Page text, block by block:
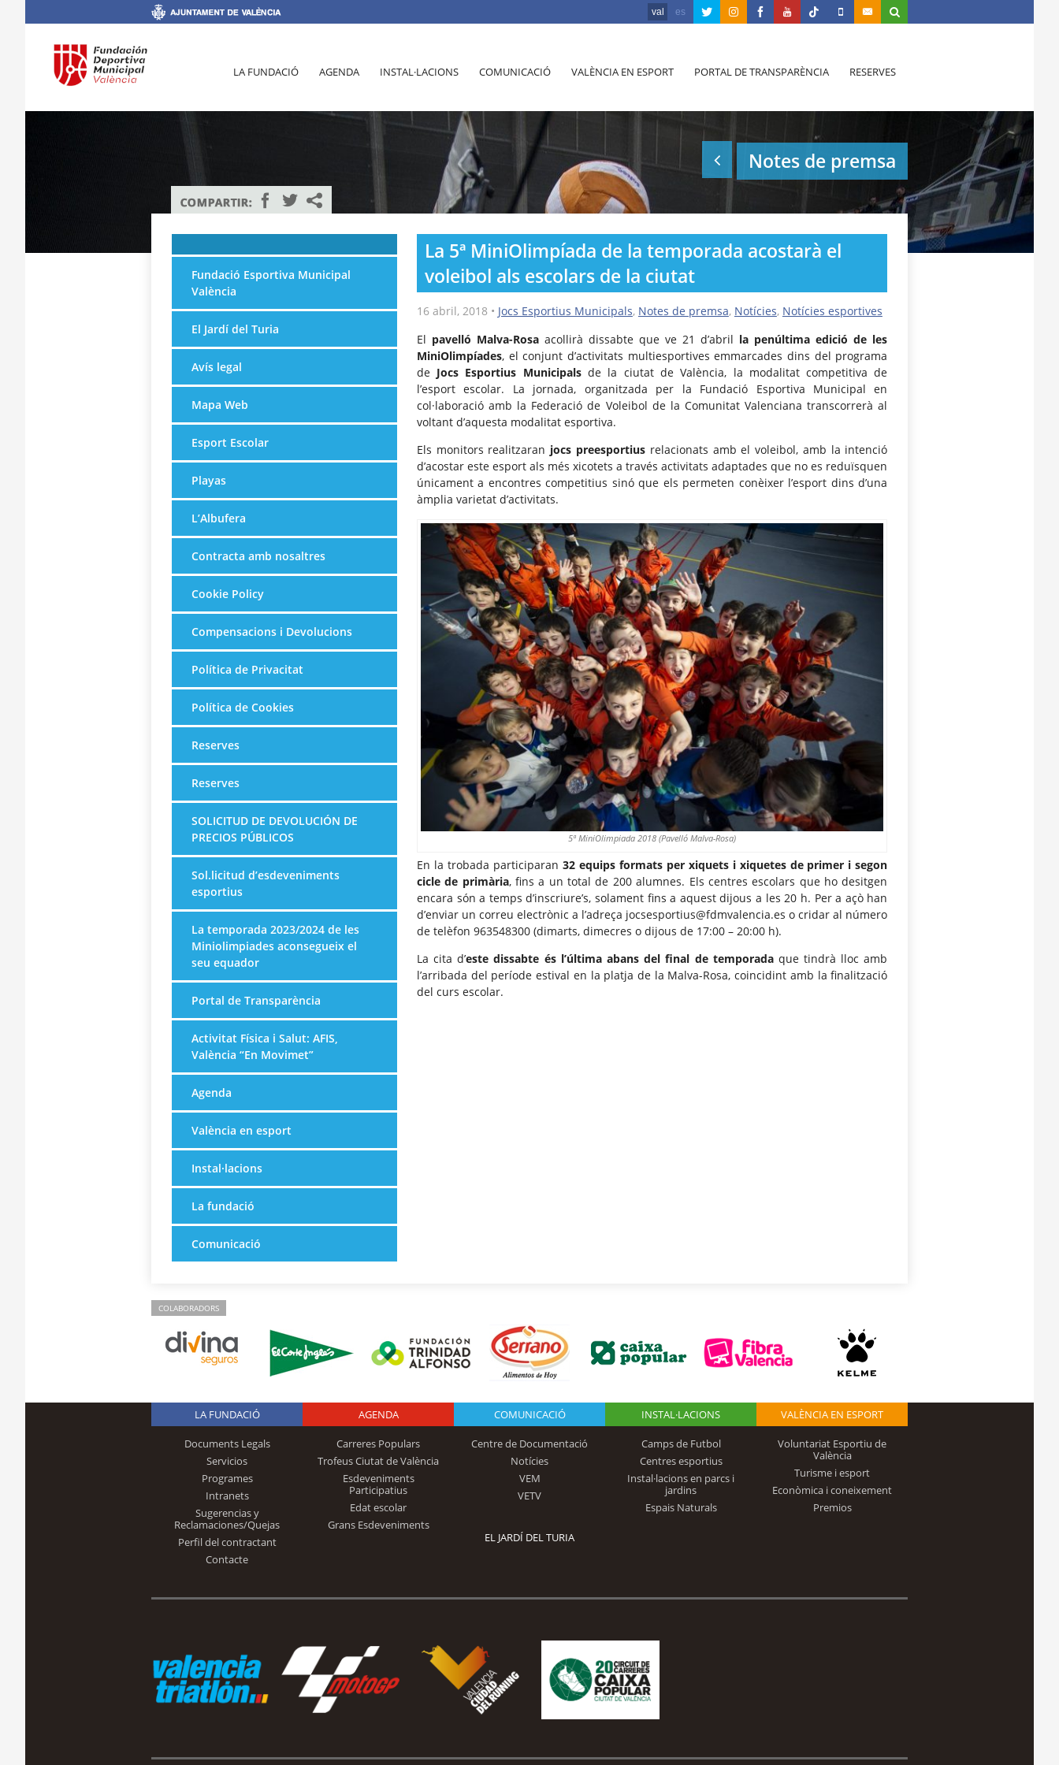
val es
LA FUNDACIÓ AGENDA INSTAL·LACIONS COMUNICACIÓ VALÈNCIA EN ESPORT PORTAL DE TRANSPARÈNCIA RESERVES
Notes de premsa
La 5ª MiniOlimpíada de la temporada acostarà el
voleibol als escolars de la ciutat
16 abril, 2018 • Jocs Esportius Municipals, Notes de premsa, Notícies, Notícies esportives
El pavelló Malva-Rosa acollirà dissabte que ve 21 d’abril la penúltima edició de les
MiniOlimpíades, el conjunt d’activitats multiesportives emmarcades dins del programa
de Jocs Esportius Municipalsde la ciutat de València, la modalitat competitiva de
l’esport escolar. La jornada, organitzada per la Fundació Esportiva Municipal en
col·laboració amb la Federació de Voleibol de la Comunitat Valenciana transcorrerà al
voltant d’aquesta modalitat esportiva.
Els monitors realitzaran jocs preesportius relacionats amb el voleibol, amb la intenció
d’acostar este esport als més xicotets a través activitats adaptades que no es reduïsquen
únicament a encontres competitius sinó que els permeten conèixer l’esport dins d’una
àmplia varietat d’activitats.
5ª MiniOlimpiada 2018 (Pavelló Malva-Rosa)
En la trobada participaran 32 equips formats per xiquets i xiquetes de primer i segon
cicle de primària, fins a un total de 200 alumnes. Els centres escolars que ho desitgen
encara són a temps d’inscriure’s, solament fins a aquest dijous a les 20 h. Per a açò han
d’enviar un correu electrònic a l’adreça jocsesportius@fdmvalencia.es o cridar al número
de telèfon 963548300 (dimarts, dimecres o dijous de 17:00 – 20:00 h).
La cita d’este dissabte és l’última abans del final de temporadaque tindrà lloc amb
l’arribada del període estival en la platja de la Malva-Rosa, coincidint amb la finalització
del curs escolar.
Fundació Esportiva Municipal
València
El Jardí del Turia
Avís legal
Mapa Web
Esport Escolar
Playas
L’Albufera
Contracta amb nosaltres
Cookie Policy
Compensacions i Devolucions
Política de Privacitat
Política de Cookies
Reserves
Reserves
SOLICITUD DE DEVOLUCIÓN DE
PRECIOS PÚBLICOS
Sol.licitud d’esdeveniments
esportius
La temporada 2023/2024 de les
Miniolimpiades aconsegueix el
seu equador
Portal de Transparència
Activitat Física i Salut: AFIS,
València “En Movimet”
Agenda
València en esport
Instal·lacions
La fundació
Comunicació
COLABORADORS
Logo Fundación
Trinidad Alfonso
LA FUNDACIÓ
Documents Legals
Servicios
Programes
Intranets
Sugerencias y
Reclamaciones/Quejas
Perfil del contractant
Contacte
AGENDA
Carreres Populars
Trofeus Ciutat de València
Esdeveniments
Participatius
Edat escolar
Grans Esdeveniments
COMUNICACIÓ
Centre de Documentació
Notícies
VEM
VETV
INSTAL·LACIONS
Camps de Futbol
Centres esportius
Instal·lacions en parcs i
jardins
Espais Naturals
VALÈNCIA EN ESPORT
Voluntariat Esportiu de
València
Turisme i esport
Econòmica i coneixement
Premios
EL JARDÍ DEL TURIA